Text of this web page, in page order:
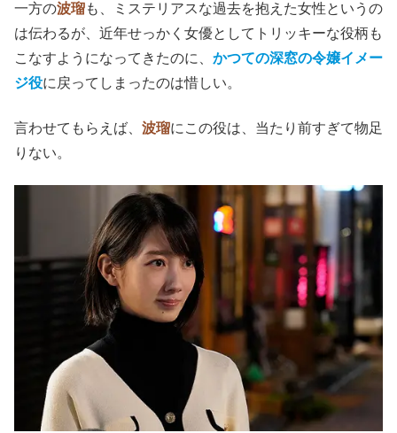
一方の波瑠も、ミステリアスな過去を抱えた女性というの
は伝わるが、近年せっかく女優としてトリッキーな役柄も
こなすようになってきたのに、 かつての深窓の令嬢イメー
ジ役に戻ってしまったのは惜しい。
言わせてもらえば、 波瑠にこの役は、当たり前すぎて物足
りない。